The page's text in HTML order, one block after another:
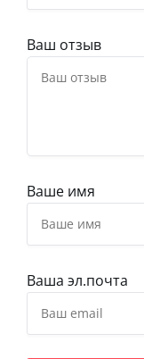
Ваш отзыв
Ваше имя
Ваша эл.почта